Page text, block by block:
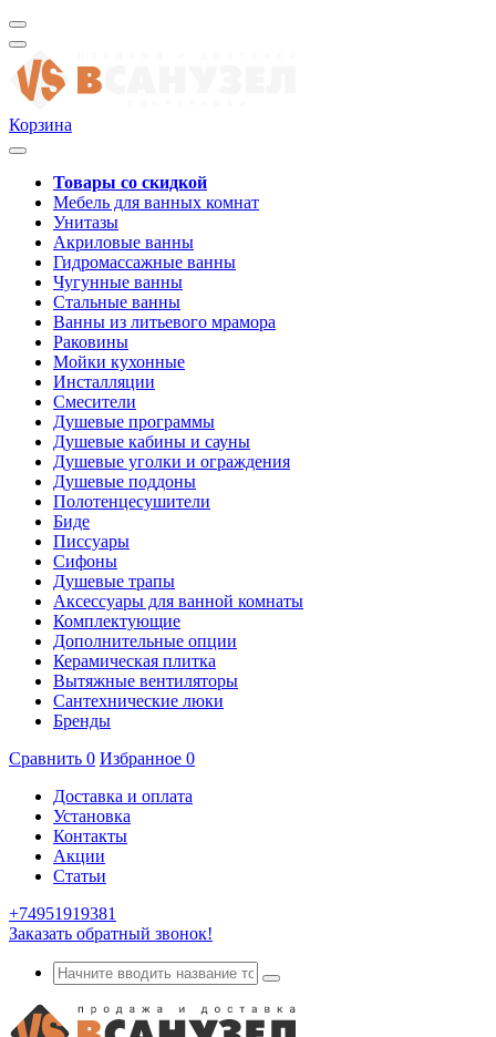
Корзина
Товары со скидкой
Мебель для ванных комнат
Унитазы
Акриловые ванны
Гидромассажные ванны
Чугунные ванны
Стальные ванны
Ванны из литьевого мрамора
Раковины
Мойки кухонные
Инсталляции
Смесители
Душевые программы
Душевые кабины и сауны
Душевые уголки и ограждения
Душевые поддоны
Полотенцесушители
Биде
Писсуары
Сифоны
Душевые трапы
Аксессуары для ванной комнаты
Комплектующие
Дополнительные опции
Керамическая плитка
Вытяжные вентиляторы
Сантехнические люки
Бренды
Сравнить 0 Избранное 0
Доставка и оплата
Установка
Контакты
Акции
Статьи
+74951919381
Заказать обратный звонок!